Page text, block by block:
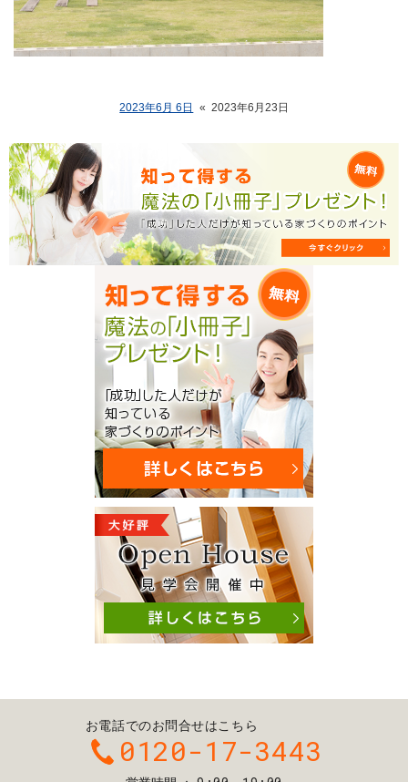
2023年6月 6日 « 2023年6月23日
お電話でのお問合せはこちら
0120-17-3443